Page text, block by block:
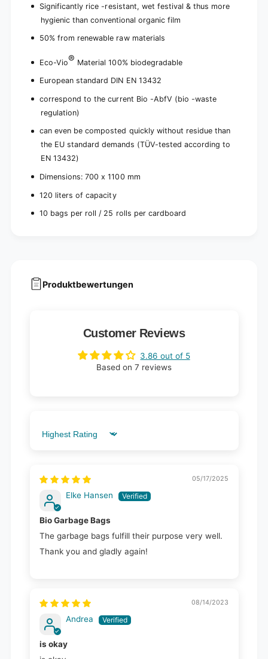
Significantly rice -resistant, wet festival & thus more
hygienic than conventional organic film
50% from renewable raw materials
Eco-Vio® Material 100% biodegradable
European standard DIN EN 13432
correspond to the current Bio -AbfV (bio -waste
regulation)
can even be composted quickly without residue than
the EU standard demands (TÜV-tested according to
EN 13432)
Dimensions: 700 x 1100 mm
120 liters of capacity
10 bags per roll / 25 rolls per cardboard
Produktbewertungen
Customer Reviews
3.86 out of 5
Based on 7 reviews
Sort by
05/17/2025
Elke Hansen
Bio Garbage Bags
The garbage bags fulfill their purpose very well.
Thank you and gladly again!
08/14/2023
Andrea
is okay